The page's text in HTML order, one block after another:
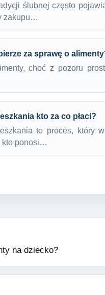
ślubnej często
zakupu…
za sprawę o
choć z pozoru
kto za co płaci?
to proces, który
kto ponosi…
na dziecko?